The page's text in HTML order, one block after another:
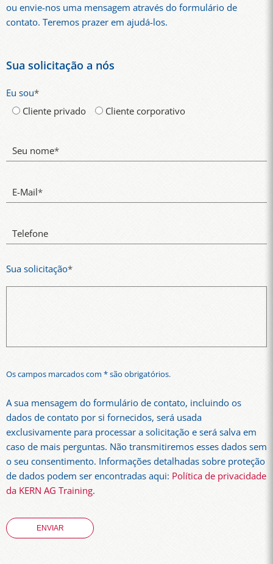
ou envie-nos uma mensagem através do formulário de
contato. Teremos prazer em ajudá-los.
Sua solicitação a nós
Eu sou*
Cliente privado
Cliente corporativo
Seu nome*
E-Mail*
Telefone
Sua solicitação*
Os campos marcados com * são obrigatórios.
A sua mensagem do formulário de contato, incluindo os
dados de contato por si fornecidos, será usada
exclusivamente para processar a solicitação e será salva em
caso de mais perguntas. Não transmitiremos esses dados sem
o seu consentimento. Informações detalhadas sobre proteção
de dados podem ser encontradas aqui: Política de privacidade
da KERN AG Training.